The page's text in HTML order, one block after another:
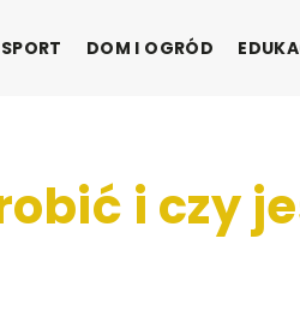
SPORT DOM I OGRÓD
i czy